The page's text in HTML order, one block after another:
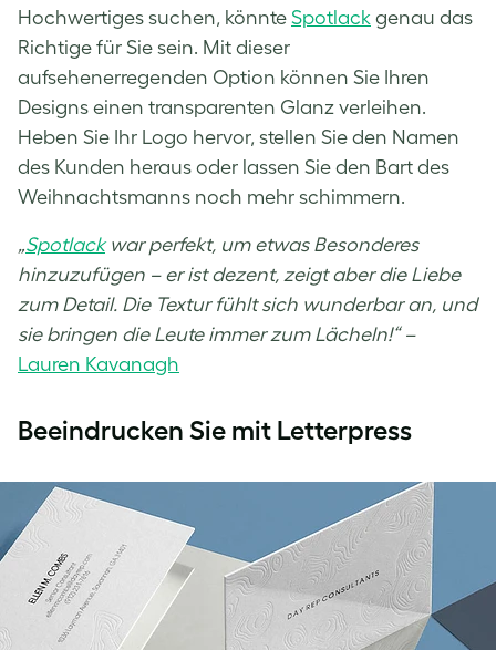
Hochwertiges suchen, könnte Spotlack genau das
Richtige für Sie sein. Mit dieser
aufsehenerregenden Option können Sie Ihren
Designs einen transparenten Glanz verleihen.
Heben Sie Ihr Logo hervor, stellen Sie den Namen
des Kunden heraus oder lassen Sie den Bart des
Weihnachtsmanns noch mehr schimmern.
„Spotlackwar perfekt, um etwas Besonderes
hinzuzufügen – er ist dezent, zeigt aber die Liebe
zum Detail. Die Textur fühlt sich wunderbar an, und
sie bringen die Leute immer zum Lächeln!“ –
Lauren Kavanagh
Beeindrucken Sie mit Letterpress